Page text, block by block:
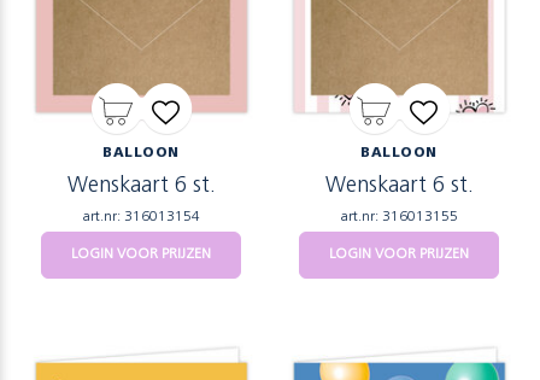
BALLOON
Wenskaart 6 st.
art.nr: 316013154
LOGIN VOOR PRIJZEN
BALLOON
Wenskaart 6 st.
art.nr: 316013155
LOGIN VOOR PRIJZEN